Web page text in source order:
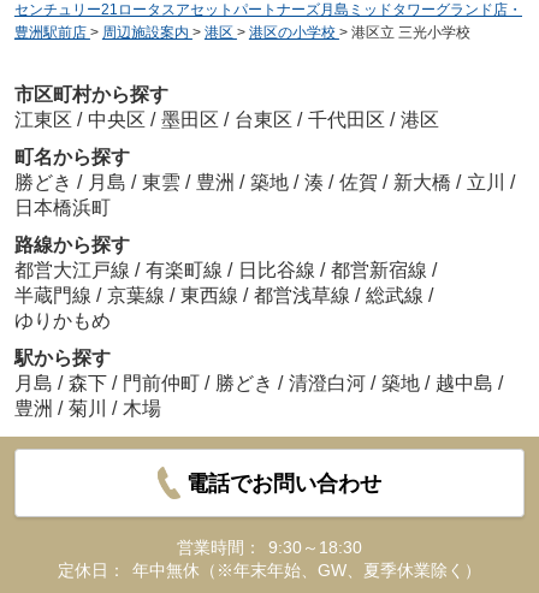
センチュリー21ロータスアセットパートナーズ月島ミッドタワーグランド店・
豊洲駅前店 > 周辺施設案内 > 港区 > 港区の小学校 > 港区立 三光小学校
市区町村から探す
江東区 / 中央区 / 墨田区 / 台東区 / 千代田区 / 港区
町名から探す
勝どき / 月島 / 東雲 / 豊洲 / 築地 / 湊 / 佐賀 / 新大橋 / 立川 /
日本橋浜町
路線から探す
都営大江戸線 / 有楽町線 / 日比谷線 / 都営新宿線 /
半蔵門線 / 京葉線 / 東西線 / 都営浅草線 / 総武線 /
ゆりかもめ
駅から探す
月島 / 森下 / 門前仲町 / 勝どき / 清澄白河 / 築地 / 越中島 /
豊洲 / 菊川 / 木場
電話でお問い合わせ
営業時間：
9:30～18:30
定休日：
年中無休（※年末年始、GW、夏季休業除く）